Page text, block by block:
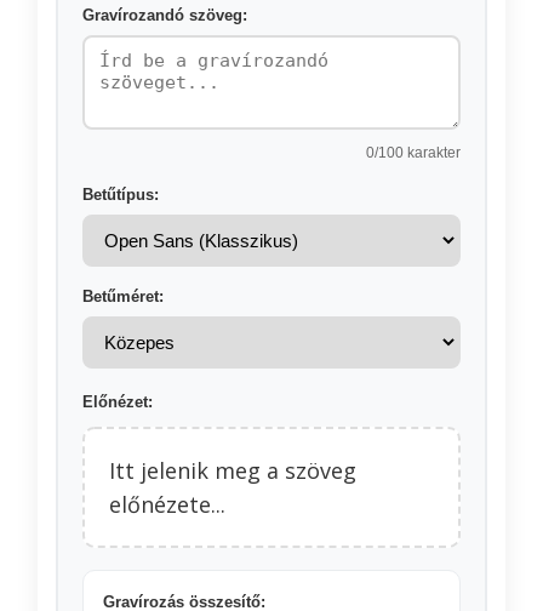
Gravírozandó szöveg:
0/100 karakter
Betűtípus:
Betűméret:
Előnézet:
Itt jelenik meg a szöveg
előnézete...
Gravírozás összesítő: